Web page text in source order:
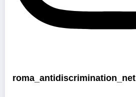
roma_antidiscrimination_net